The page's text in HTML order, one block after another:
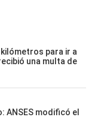
para ir a
una multa de
ANSES modificó el